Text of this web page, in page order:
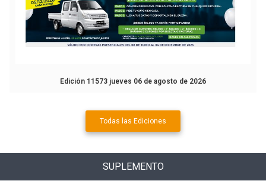
Edición 11573 jueves 06 de agosto de 2026
Todas las Ediciones
SUPLEMENTO